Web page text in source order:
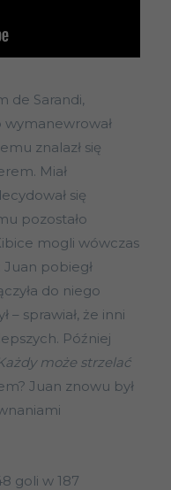
de Sarandi,
znalazł się
Miał
się
pozostało
mogli wówczas
pobiegł
do niego
– sprawiał, że inni
Później
może strzelać
Juan znowu był
goli w 187